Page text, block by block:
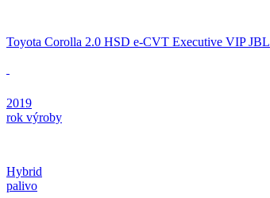
Toyota Corolla 2.0 HSD e-CVT Executive VIP JBL
2019
rok výroby
Hybrid
palivo